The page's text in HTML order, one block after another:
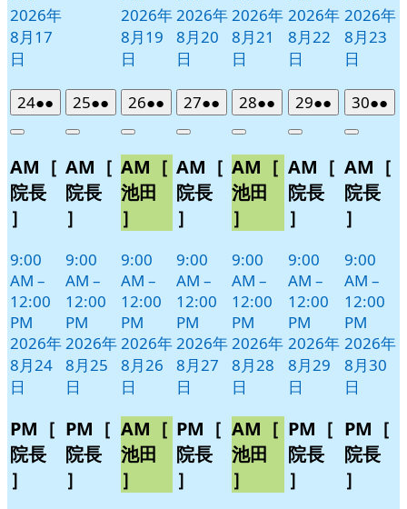
2026年
8月17
日
2026年
8月19
日
2026年
8月20
日
2026年
8月21
日
2026年
8月22
日
2026年
8月23
日
242026
年
月
24
日
●●
件
イ
ベ
ト)
Close
AM［
院長
］
9:00
AM –
12:00
PM
2026年
8月24
日
PM［
院長
］
252026
年
月
25
日
●●
件
イ
ベ
ト)
Close
AM［
院長
］
9:00
AM –
12:00
PM
2026年
8月25
日
PM［
院長
］
262026
年
月
26
日
●●
件
イ
ベ
ト)
Close
AM［
池田
］
9:00
AM –
12:00
PM
2026年
8月26
日
AM［
池田
］
272026
年
月
27
日
●●
件
イ
ベ
ト)
Close
AM［
院長
］
9:00
AM –
12:00
PM
2026年
8月27
日
PM［
院長
］
282026
年
月
28
日
●●
件
イ
ベ
ト)
Close
AM［
池田
］
9:00
AM –
12:00
PM
2026年
8月28
日
AM［
池田
］
292026
年
月
29
日
●●
件
イ
ベ
ト)
Close
AM［
院長
］
9:00
AM –
12:00
PM
2026年
8月29
日
PM［
院長
］
302026
年
月
30
日
●●
件
イ
Close
AM［
院長
］
9:00
AM –
12:00
PM
2026年
8月30
日
PM［
院長
］